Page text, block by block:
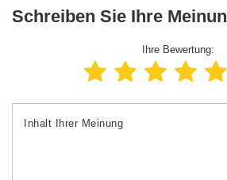
Schreiben Sie Ihre
Ihre Bewertung:
Inhalt Ihrer Meinung